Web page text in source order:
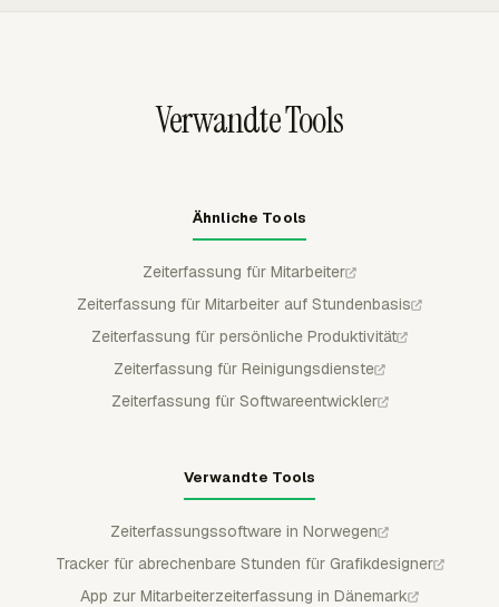
Verwandte Tools
Ähnliche Tools
Zeiterfassung für Mitarbeiter
Zeiterfassung für Mitarbeiter auf Stundenbasis
Zeiterfassung für persönliche Produktivität
Zeiterfassung für Reinigungsdienste
Zeiterfassung für Softwareentwickler
Verwandte Tools
Zeiterfassungssoftware in Norwegen
Tracker für abrechenbare Stunden für Grafikdesigner
App zur Mitarbeiterzeiterfassung in Dänemark